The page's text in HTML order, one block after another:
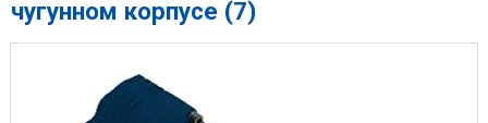
чугунном корпусе (7)